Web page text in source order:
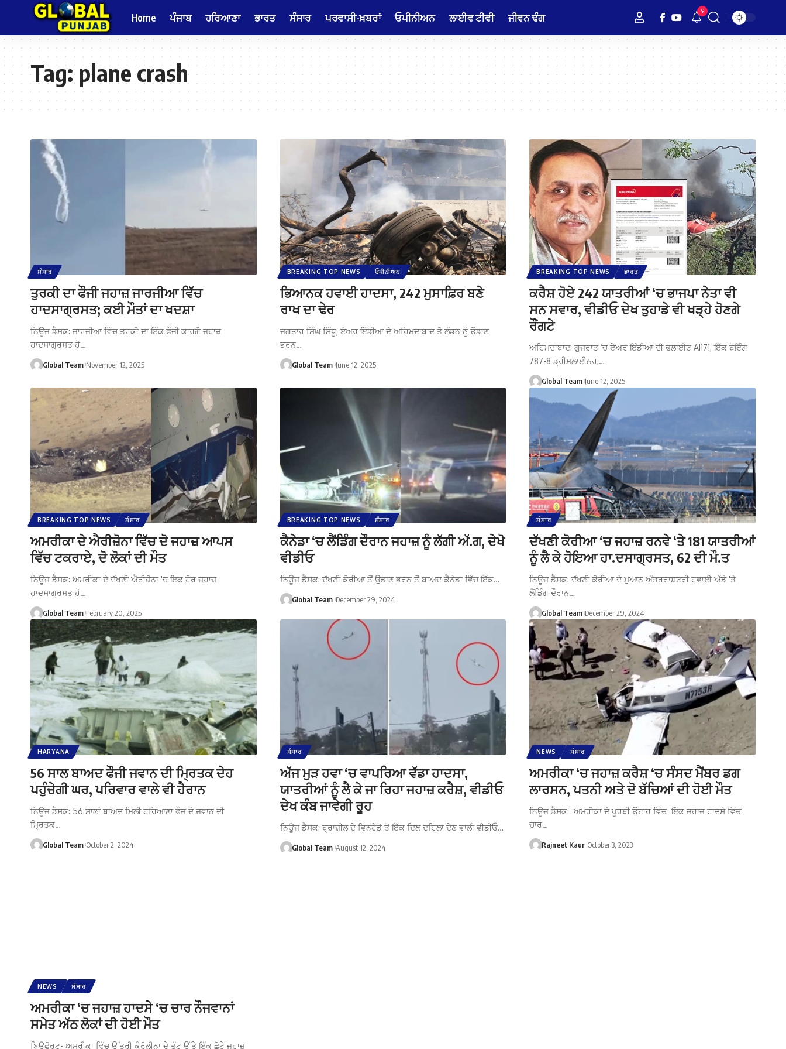
Home ਪੰਜਾਬ ਹਰਿਆਣਾ ਭਾਰਤ ਸੰਸਾਰ ਪਰਵਾਸੀ-ਖ਼ਬਰਾਂ ਓਪੀਨੀਅਨ ਲਾਈਵ ਟੀਵੀ ਜੀਵਨ ਢੰਗ 9
Tag:plane crash
ਸੰਸਾਰ
ਤੁਰਕੀ ਦਾ ਫੌਜੀ ਜਹਾਜ਼ ਜਾਰਜੀਆ ਵਿੱਚ
ਹਾਦਸਾਗ੍ਰਸਤ; ਕਈ ਮੌਤਾਂ ਦਾ ਖਦਸ਼ਾ
ਨਿਊਜ਼ ਡੈਸਕ: ਜਾਰਜੀਆ ਵਿੱਚ ਤੁਰਕੀ ਦਾ ਇੱਕ ਫੌਜੀ ਕਾਰਗੋ ਜਹਾਜ਼
ਹਾਦਸਾਗ੍ਰਸਤ ਹੋ…
Global Team November 12, 2025
BREAKING TOP NEWS ਓਪੀਨੀਅਨ
ਭਿਆਨਕ ਹਵਾਈ ਹਾਦਸਾ, 242 ਮੁਸਾਫ਼ਿਰ ਬਣੇ
ਰਾਖ ਦਾ ਢੇਰ
ਜਗਤਾਰ ਸਿੰਘ ਸਿੱਧੂ; ਏਅਰ ਇੰਡੀਆ ਦੇ ਅਹਿਮਦਾਬਾਦ ਤੋ ਲੰਡਨ ਨੂੰ ਉਡਾਣ
ਭਰਨ…
Global Team June 12, 2025
BREAKING TOP NEWS ਭਾਰਤ
ਕਰੈਸ਼ ਹੋਏ 242 ਯਾਤਰੀਆਂ ‘ਚ ਭਾਜਪਾ ਨੇਤਾ ਵੀ
ਸਨ ਸਵਾਰ, ਵੀਡੀਓ ਦੇਖ ਤੁਹਾਡੇ ਵੀ ਖੜ੍ਹੇ ਹੋਣਗੇ
ਰੌਂਗਟੇ
ਅਹਿਮਦਾਬਾਦ: ਗੁਜਰਾਤ ’ਚ ਏਅਰ ਇੰਡੀਆ ਦੀ ਫਲਾਈਟ AI171, ਇੱਕ ਬੋਇੰਗ
787-8 ਡ੍ਰੀਮਲਾਈਨਰ,…
Global Team June 12, 2025
BREAKING TOP NEWS ਸੰਸਾਰ
ਅਮਰੀਕਾ ਦੇ ਐਰੀਜ਼ੋਨਾ ਵਿੱਚ ਦੋ ਜਹਾਜ਼ ਆਪਸ
ਵਿੱਚ ਟਕਰਾਏ, ਦੋ ਲੋਕਾਂ ਦੀ ਮੌਤ
ਨਿਊਜ਼ ਡੈਸਕ: ਅਮਰੀਕਾ ਦੇ ਦੱਖਣੀ ਐਰੀਜ਼ੋਨਾ 'ਚ ਇਕ ਹੋਰ ਜਹਾਜ਼
ਹਾਦਸਾਗ੍ਰਸਤ ਹੋ…
Global Team February 20, 2025
BREAKING TOP NEWS ਸੰਸਾਰ
ਕੈਨੇਡਾ ‘ਚ ਲੈਂਡਿੰਗ ਦੌਰਾਨ ਜਹਾਜ਼ ਨੂੰ ਲੱਗੀ ਅੱ.ਗ, ਦੇਖੋ
ਵੀਡੀਓ
ਨਿਊਜ਼ ਡੈਸਕ: ਦੱਖਣੀ ਕੋਰੀਆ ਤੋਂ ਉਡਾਣ ਭਰਨ ਤੋਂ ਬਾਅਦ ਕੈਨੇਡਾ ਵਿੱਚ ਇੱਕ…
Global Team December 29, 2024
ਸੰਸਾਰ
ਦੱਖਣੀ ਕੋਰੀਆ ‘ਚ ਜਹਾਜ਼ ਰਨਵੇ ‘ਤੇ 181 ਯਾਤਰੀਆਂ
ਨੂੰ ਲੈ ਕੇ ਹੋਇਆ ਹਾ.ਦਸਾਗ੍ਰਸਤ, 62 ਦੀ ਮੌ.ਤ
ਨਿਊਜ਼ ਡੈਸਕ: ਦੱਖਣੀ ਕੋਰੀਆ ਦੇ ਮੁਆਨ ਅੰਤਰਰਾਸ਼ਟਰੀ ਹਵਾਈ ਅੱਡੇ 'ਤੇ
ਲੈਂਡਿੰਗ ਦੌਰਾਨ…
Global Team December 29, 2024
HARYANA
56 ਸਾਲ ਬਾਅਦ ਫੌਜੀ ਜਵਾਨ ਦੀ ਮ੍ਰਿਤਕ ਦੇਹ
ਪਹੁੰਚੇਗੀ ਘਰ, ਪਰਿਵਾਰ ਵਾਲੇ ਵੀ ਹੈਰਾਨ
ਨਿਊਜ਼ ਡੈਸਕ: 56 ਸਾਲਾਂ ਬਾਅਦ ਮਿਲੀ ਹਰਿਆਣਾ ਫੌਜ ਦੇ ਜਵਾਨ ਦੀ
ਮ੍ਰਿਤਕ…
Global Team October 2, 2024
ਸੰਸਾਰ
ਅੱਜ ਮੁੜ ਹਵਾ ‘ਚ ਵਾਪਰਿਆ ਵੱਡਾ ਹਾਦਸਾ,
ਯਾਤਰੀਆਂ ਨੂੰ ਲੈ ਕੇ ਜਾ ਰਿਹਾ ਜਹਾਜ਼ ਕਰੈਸ਼, ਵੀਡੀਓ
ਦੇਖ ਕੰਬ ਜਾਵੇਗੀ ਰੂਹ
ਨਿਊਜ਼ ਡੈਸਕ: ਬ੍ਰਾਜ਼ੀਲ ਦੇ ਵਿਨਹੇਡੋ ਤੋਂ ਇੱਕ ਦਿਲ ਦਹਿਲਾ ਦੇਣ ਵਾਲੀ ਵੀਡੀਓ…
Global Team August 12, 2024
NEWS ਸੰਸਾਰ
ਅਮਰੀਕਾ ‘ਚ ਜਹਾਜ਼ ਕਰੈਸ਼ ‘ਚ ਸੰਸਦ ਮੈਂਬਰ ਡਗ
ਲਾਰਸਨ, ਪਤਨੀ ਅਤੇ ਦੋ ਬੱਚਿਆਂ ਦੀ ਹੋਈ ਮੌਤ
ਨਿਊਜ਼ ਡੈਸਕ: ਅਮਰੀਕਾ ਦੇ ਪੂਰਬੀ ਉਟਾਹ ਵਿੱਚ ਇੱਕ ਜਹਾਜ਼ ਹਾਦਸੇ ਵਿੱਚ
ਚਾਰ…
Rajneet Kaur October 3, 2023
NEWS ਸੰਸਾਰ
ਅਮਰੀਕਾ ‘ਚ ਜਹਾਜ਼ ਹਾਦਸੇ ‘ਚ ਚਾਰ ਨੌਜਵਾਨਾਂ
ਸਮੇਤ ਅੱਠ ਲੋਕਾਂ ਦੀ ਹੋਈ ਮੌਤ
ਬਿਊਫੋਰਟ- ਅਮਰੀਕਾ ਵਿੱਚ ਉੱਤਰੀ ਕੈਰੋਲੀਨਾ ਦੇ ਤੱਟ ਉੱਤੇ ਇੱਕ ਛੋਟੇ ਜਹਾਜ਼